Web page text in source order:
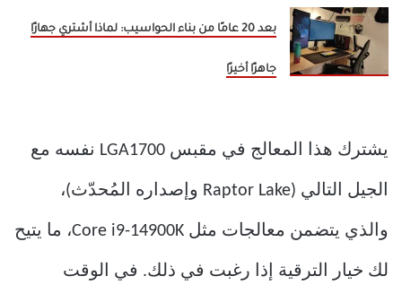
بعد 20 عامًا من بناء الحواسيب: لماذا أشتري جهازًا
جاهزًا أخيرًا
يشترك هذا المعالج في مقبس LGA1700 نفسه مع
الجيل التالي (Raptor Lake وإصداره المُحدّث)،
والذي يتضمن معالجات مثل Core i9-14900K، ما يتيح
لك خيار الترقية إذا رغبت في ذلك. في الوقت